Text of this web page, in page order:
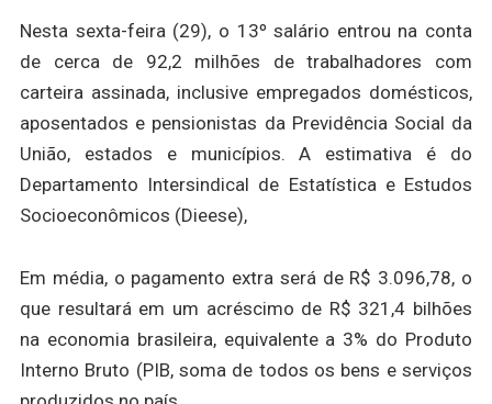
Nesta sexta-feira (29), o 13º salário entrou na conta
de cerca de 92,2 milhões de trabalhadores com
carteira assinada, inclusive empregados domésticos,
aposentados e pensionistas da Previdência Social da
União, estados e municípios. A estimativa é do
Departamento Intersindical de Estatística e Estudos
Socioeconômicos (Dieese),
Em média, o pagamento extra será de R$ 3.096,78, o
que resultará em um acréscimo de R$ 321,4 bilhões
na economia brasileira, equivalente a 3% do Produto
Interno Bruto (PIB, soma de todos os bens e serviços